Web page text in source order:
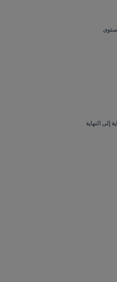
إلى النهاية